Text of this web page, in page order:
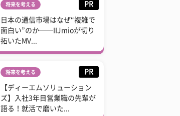
将来を考える PR
日本の通信市場はなぜ“複雑で
面白い”のか──IIJmioが切り
拓いたMV...
将来を考える PR
【ディーエムソリューション
ズ】入社3年目営業職の先輩が
語る！就活で磨いた...